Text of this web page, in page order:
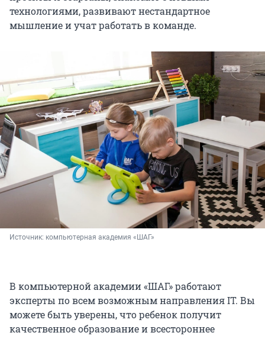
технологиями, развивают нестандартное
мышление и учат работать в команде.
Источник: компьютерная академия «ШАГ»
В компьютерной академии «ШАГ» работают
эксперты по всем возможным направления IT. Вы
можете быть уверены, что ребенок получит
качественное образование и всестороннее